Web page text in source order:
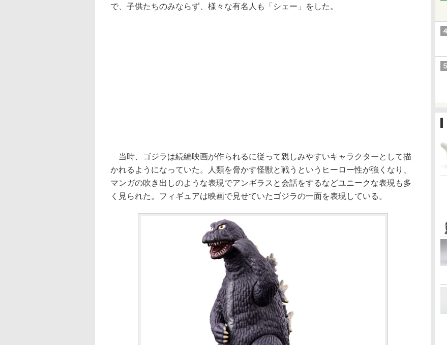
で、子供たちのみならず、様々な有名人も「シェー」をした。
当時、ゴジラは続編映画が作られるに従って親しみやすいキャラクターとして描
かれるようになっていた。人類を脅かす怪獣と戦うというヒーロー性が強くなり、
マンガの吹き出しのような表現でアンギラスと会話をするなどユニークな表現も多
く見られた。フィギュアは映画で見せていたゴジラの一面を表現している。